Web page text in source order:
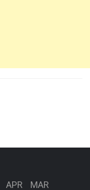
APR MAR